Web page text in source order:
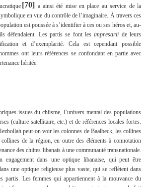
[70] a ainsi été mise en place au service de la
en vue du contrôle de l’imaginaire. À travers ces
est poussée à s’identifier à ces ou ses héros et, au-
défendaient. Les partis se font lesimpresarii de leurs
et d’exemplarité. Cela est cependant possible
ont leurs références se confondant en partie avec
héritée.
issues du chiisme, l’univers mental des populations
(culture satellitaire,etc.) et de références locales fortes.
peut-on voir les colonnes de Baalbeck, les collines
de la région, en outre des éléments à connotation
des chiites libanais à une communauté transnationale.
engagement dans une optique libanaise, qui peut être
une optique religieuse plus vaste, qui se reflètent dans
partis. Les femmes qui appartiennent à la mouvance du